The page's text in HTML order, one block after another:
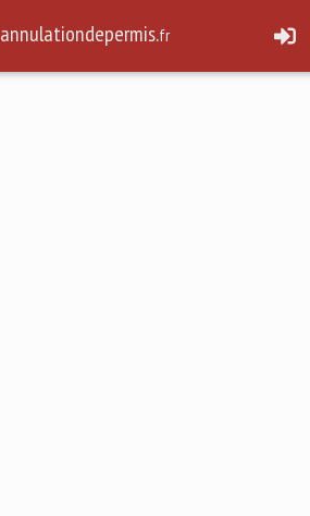
annulationdepermis.fr